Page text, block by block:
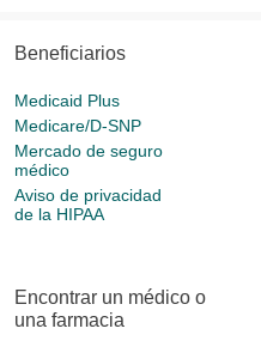
Beneficiarios
Medicaid Plus
Medicare/D-SNP
Mercado de seguro
médico
Aviso de privacidad
de la HIPAA
Encontrar un médico o
una farmacia